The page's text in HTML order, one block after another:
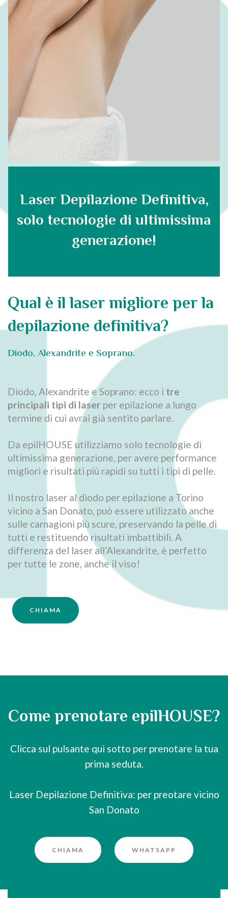
Laser Depilazione Definitiva,
solo tecnologie di ultimissima
generazione!
Qual è il laser migliore per la
depilazione definitiva?
Diodo, Alexandrite e Soprano.
Diodo, Alexandrite e Soprano: ecco i tre
principali tipi di laser per epilazione a lungo
termine di cui avrai già sentito parlare.
Da epilHOUSE utilizziamo solo tecnologie di
ultimissima generazione, per avere performance
migliori e risultati più rapidi su tutti i tipi di pelle.
Il nostro laser al diodo per epilazione a Torino
vicino a San Donato, può essere utilizzato anche
sulle carnagioni più scure, preservando la pelle di
tutti e restituendo risultati imbattibili. A
differenza del laser all’Alexandrite, è perfetto
per tutte le zone, anche il viso!
CHIAMA
Come prenotare epilHOUSE?
Clicca sul pulsante qui sotto per prenotare la tua
prima seduta.
Laser Depilazione Definitiva: per preotare vicino
San Donato
CHIAMA WHATSAPP